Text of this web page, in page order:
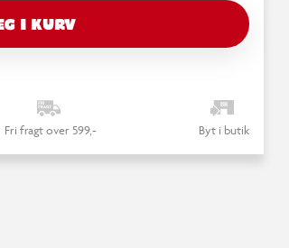
I KURV
Fri fragt over 599,- Byt i butik